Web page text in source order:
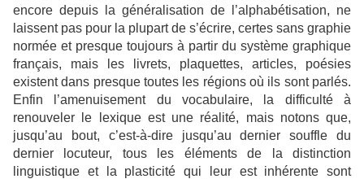
encore depuis la généralisation de l’alphabétisation, ne
laissent pas pour la plupart de s’écrire, certes sans graphie
normée et presque toujours à partir du système graphique
français, mais les livrets, plaquettes, articles, poésies
existent dans presque toutes les régions où ils sont parlés.
Enfin l’amenuisement du vocabulaire, la difficulté à
renouveler le lexique est une réalité, mais notons que,
jusqu’au bout, c’est-à-dire jusqu’au dernier souffle du
dernier locuteur, tous les éléments de la distinction
linguistique et la plasticité qui leur est inhérente sont